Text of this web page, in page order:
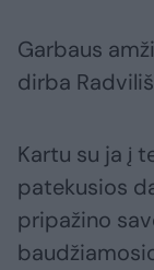
Garbaus
dirba
Kartu su ja į
patekusios
pripažino